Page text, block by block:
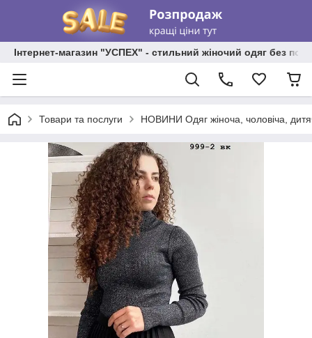
Інтернет-магазин "УСПЕХ" - стильний жіночий одяг без
Товари та послуги НОВИНИ Одяг жіноча, чоловіча,